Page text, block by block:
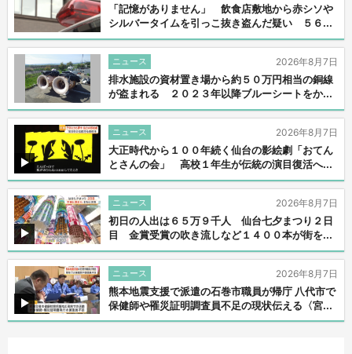
「記憶がありません」 飲食店敷地から赤シソや
シルバータイムを引っこ抜き盗んだ疑い ５６...
ニュース
排水施設の資材置き場から約５０万円相当の銅線
が盗まれる ２０２３年以降ブルーシートをか...
2026年8月7日
ニュース
大正時代から１００年続く仙台の影絵劇「おてん
とさんの会」 高校１年生が伝統の演目復活へ...
2026年8月7日
ニュース
初日の人出は６５万９千人 仙台七夕まつり２日
目 金賞受賞の吹き流しなど１４００本が街を...
2026年8月7日
ニュース
熊本地震支援で派遣の石巻市職員が帰庁 八代市で
保健師や罹災証明調査員不足の現状伝える〈宮...
2026年8月7日